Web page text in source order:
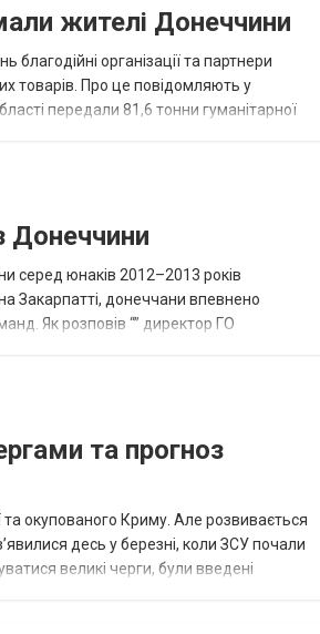
жителі Донеччини
організації та партнери
товарів. Про це повідомляють у
передали 81,6 тонни гуманітарної
Донеччини
серед юнаків 2012–2013 років
Закарпатті, донеччани впевнено
Як розповів “” директор ГО
та прогноз
та окупованого Криму. Але розвивається
десь у березні, коли ЗСУ почали
великі черги, були введені